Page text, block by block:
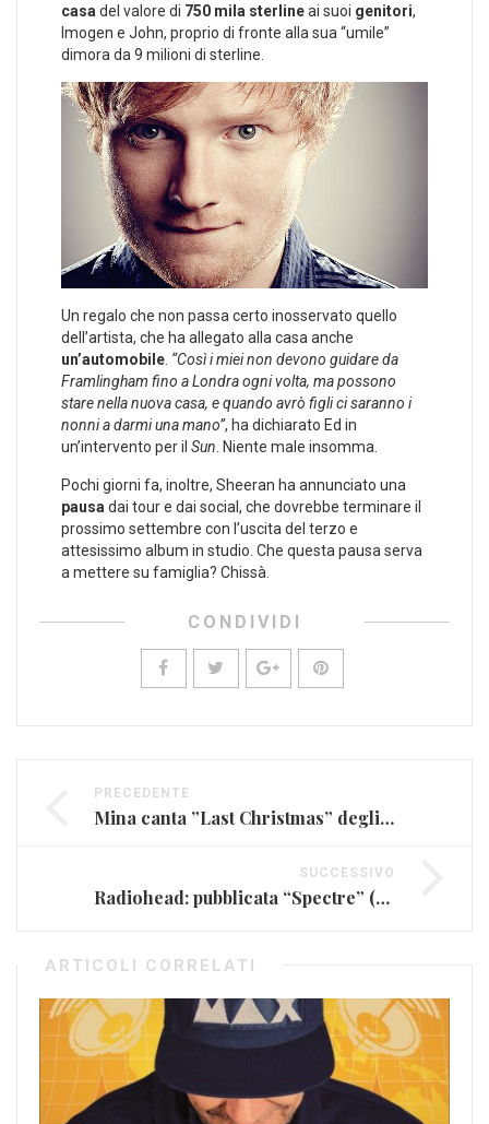
casadel valore di 750 mila sterlineai suoi genitori,
Imogen e John, proprio di fronte alla sua “umile”
dimora da 9 milioni di sterline.
Un regalo che non passa certo inosservato quello
dell’artista, che ha allegato alla casa anche
un’automobile. “Così i miei non devono guidare da
Framlingham fino a Londra ogni volta, ma possono
stare nella nuova casa, e quando avrò figli ci saranno i
nonni a darmi una mano”, ha dichiarato Ed in
un’intervento per il Sun. Niente male insomma.
Pochi giorni fa, inoltre, Sheeran ha annunciato una
pausadai tour e dai social, che dovrebbe terminare il
prossimo settembre con l’uscita del terzo e
attesissimo album in studio. Che questa pausa serva
a mettere su famiglia? Chissà.
CONDIVIDI
PRECEDENTE
Mina canta ”Last Christmas” degli Wham
SUCCESSIVO
Radiohead: pubblicata “Spectre” (FOTO)
ARTICOLI CORRELATI